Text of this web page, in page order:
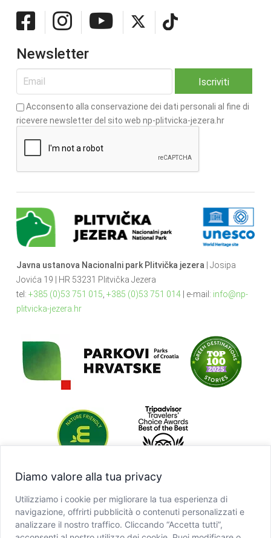
Diamo valore alla tua privacy
Utilizziamo i cookie per migliorare la tua esperienza di
navigazione, offrirti pubblicità o contenuti personalizzati e
analizzare il nostro traffico. Cliccando “Accetta tutti”,
Newsletter
Acconsento alla conservazione dei dati personali al fine di
ricevere newsletter del sito web np-plitvicka-jezera.hr
Javna ustanova Nacionalni park Plitvička jezera | Josipa
Jovića 19 | HR 53231 Plitvička Jezera
tel: +385 (0)53 751 015 +385 (0)53 751 014| e-mail: info@np-
plitvicka-jezera.hr